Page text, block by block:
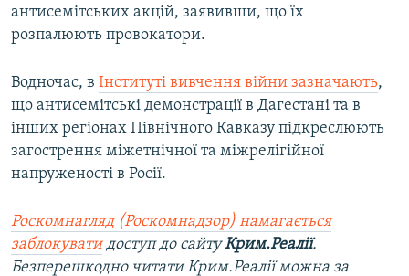
антисемітських акцій, заявивши, що їх
розпалюють провокатори.
Водночас, в Інституті вивчення війни зазначають,
що антисемітські демонстрації в Дагестані та в
інших регіонах Північного Кавказу підкреслюють
загострення міжетнічної та міжрелігійної
напруженості в Росії.
Роскомнагляд (Роскомнадзор) намагається
заблокуватидоступ до сайтуКрим.Реалії.
Безперешкодно читати Крим.Реалії можна за